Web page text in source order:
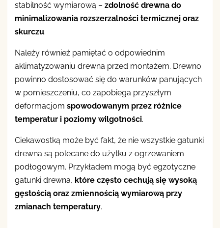
stabilność wymiarową – zdolność drewna do
minimalizowania rozszerzalności termicznej oraz
skurczu.
Należy również pamiętać o odpowiednim
aklimatyzowaniu drewna przed montażem. Drewno
powinno dostosować się do warunków panujących
w pomieszczeniu, co zapobiega przyszłym
deformacjom spowodowanym przez różnice
temperatur i poziomy wilgotności.
Ciekawostką może być fakt, że nie wszystkie gatunki
drewna są polecane do użytku z ogrzewaniem
podłogowym. Przykładem mogą być egzotyczne
gatunki drewna, które często cechują się wysoką
gęstością oraz zmiennością wymiarową przy
zmianach temperatury.